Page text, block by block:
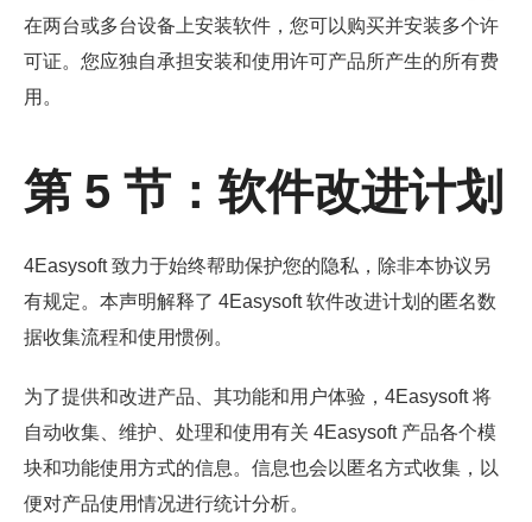
在两台或多台设备上安装软件，您可以购买并安装多个许
可证。您应独自承担安装和使用许可产品所产生的所有费
用。
第 5 节：软件改进计划
4Easysoft 致力于始终帮助保护您的隐私，除非本协议另
有规定。本声明解释了 4Easysoft 软件改进计划的匿名数
据收集流程和使用惯例。
为了提供和改进产品、其功能和用户体验，4Easysoft 将
自动收集、维护、处理和使用有关 4Easysoft 产品各个模
块和功能使用方式的信息。信息也会以匿名方式收集，以
便对产品使用情况进行统计分析。